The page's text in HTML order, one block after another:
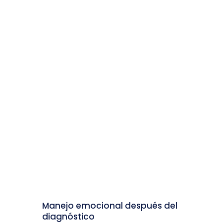
Manejo emocional después del
diagnóstico